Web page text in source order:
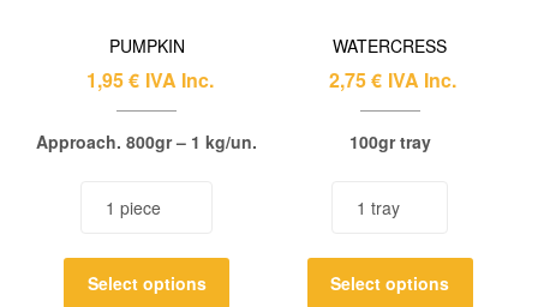
PUMPKIN
1,95€ IVA Inc.
Approach. 800gr – 1 kg/un.
Select options
WATERCRESS
2,75€ IVA Inc.
100gr tray
Select options